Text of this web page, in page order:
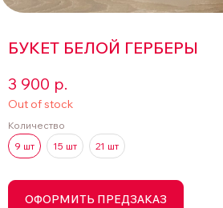
БУКЕТ БЕЛОЙ ГЕРБЕРЫ
3 900 р.
Out of stock
Количество
9 шт
15 шт 21 шт
ОФОРМИТЬ ПРЕДЗАКАЗ